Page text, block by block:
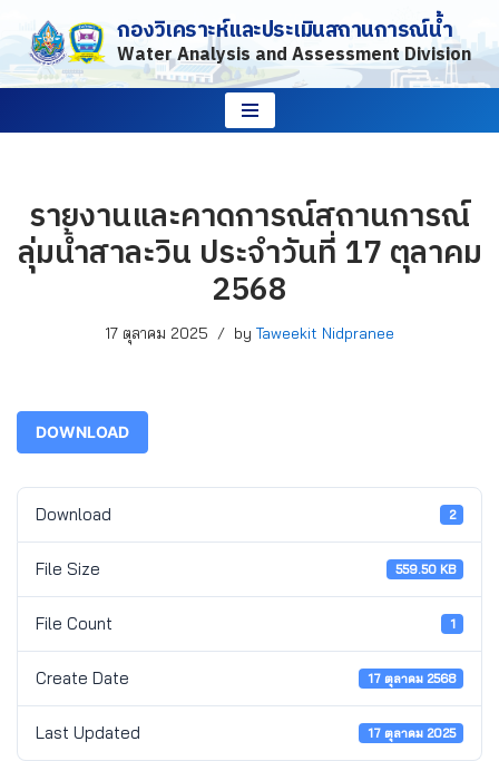
Skip
to
กองวิเคราะห์และประเมินสถานการณ์น้ำ
Water Analysis and Assessment Division
รายงานและคาดการณ์สถานการณ์
ลุ่มน้ำสาละวิน ประจำวันที่ 17 ตุลาคม
2568
17 ตุลาคม 2025 by Taweekit Nidpranee
DOWNLOAD
Download 2
File Size 559.50 KB
File Count 1
Create Date 17 ตุลาคม 2568
Last Updated 17 ตุลาคม 2025